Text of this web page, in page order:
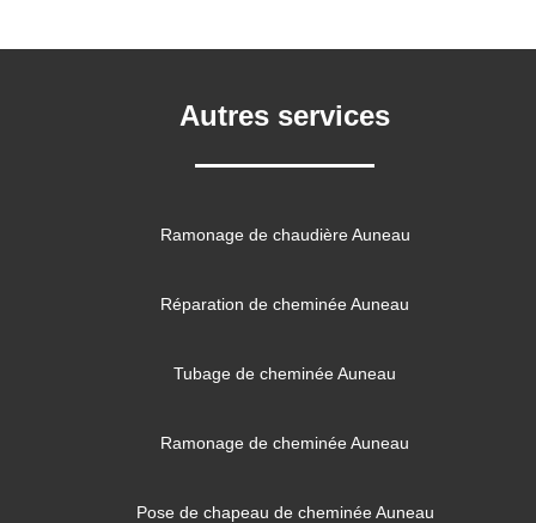
Autres services
Ramonage de chaudière Auneau
Réparation de cheminée Auneau
Tubage de cheminée Auneau
Ramonage de cheminée Auneau
Pose de chapeau de cheminée Auneau